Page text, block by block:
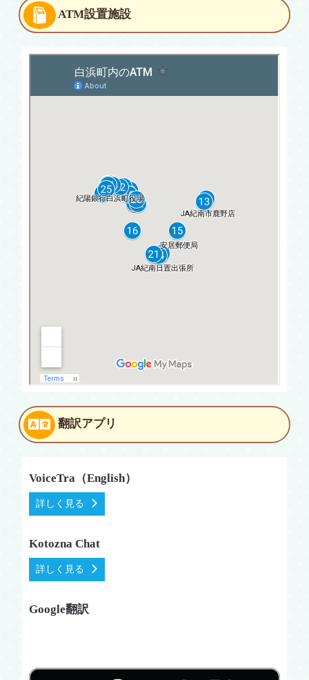
ATM設置施設
翻訳アプリ
VoiceTra（English）
詳しく見る
Kotozna Chat
詳しく見る
Google翻訳